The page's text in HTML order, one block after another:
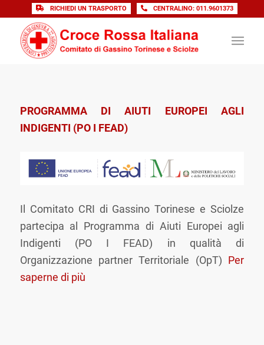
RICHIEDI UN TRASPORTO CENTRALINO: 011.9601373
PROGRAMMA DI AIUTI EUROPEI AGLI
INDIGENTI (PO I FEAD)
Il Comitato CRI di Gassino Torinese e Sciolze
partecipa al Programma di Aiuti Europei agli
Indigenti (PO I FEAD) in qualità di
Organizzazione partner Territoriale (OpT) Per
saperne di più